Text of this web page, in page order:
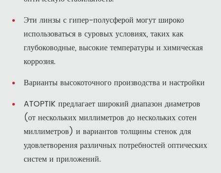
Эти линзы с гипер-полусферой могут широко
использоваться в суровых условиях, таких как
глубоководные, высокие температуры и химическая
коррозия.
Варианты высокоточного производства и настройки
ATOPTIK предлагает широкий диапазон диаметров
(от нескольких миллиметров до нескольких сотен
миллиметров) и вариантов толщины стенок для
удовлетворения различных потребностей оптических
систем и приложений.